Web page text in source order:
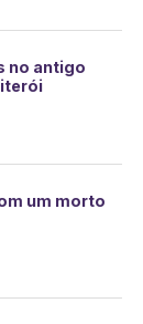
no antigo
um morto